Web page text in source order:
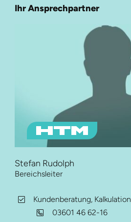
Ihr Ansprechpartner
Stefan Rudolph
Bereichsleiter
Kundenberatung, Kalkulation
03601 46 62-16